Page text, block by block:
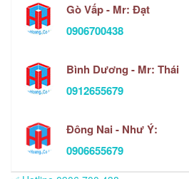
Gò Vấp - Mr: Đạt
0906700438
Bình Dương - Mr: Thái
0912655679
Đông Nai - Như Ý:
0906655679